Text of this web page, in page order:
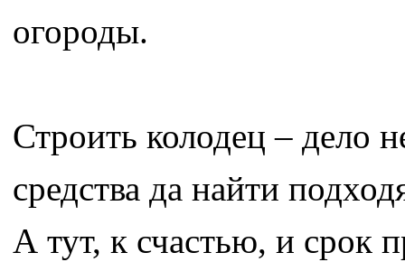
огороды.
Строить колодец – дело
средства да найти
А тут, к счастью, и срок